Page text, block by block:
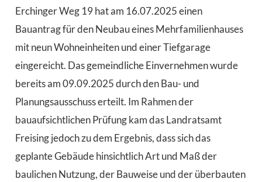
Erchinger Weg 19 hat am 16.07.2025 einen
Bauantrag für den Neubau eines Mehrfamilienhauses
mit neun Wohneinheiten und einer Tiefgarage
eingereicht. Das gemeindliche Einvernehmen wurde
bereits am 09.09.2025 durch den Bau- und
Planungsausschuss erteilt. Im Rahmen der
bauaufsichtlichen Prüfung kam das Landratsamt
Freising jedoch zu dem Ergebnis, dass sich das
geplante Gebäude hinsichtlich Art und Maß der
baulichen Nutzung, der Bauweise und der überbauten